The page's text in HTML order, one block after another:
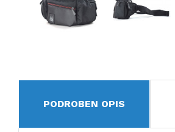
PODROBEN OPIS